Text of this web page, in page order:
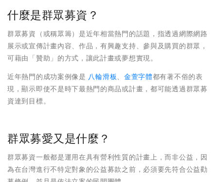
什麼是群眾募資？
群眾募資（或稱眾籌）是近年相當熱門的話題，指透過網際網路
展示或宣傳計畫內容、作品，有興趣支持、參與及購買的群眾，
可藉由「贊助」的方式，讓此計畫或夢想實現。
近年熱門的成功案例像是八輪滑板、 金萱字體都有著不俗的表
現，顯示即使不是時下最熱門的商品或計畫，都可能透過群眾募
資達到目標。
群眾募愛又是什麼？
群眾募資一般都是運用在具有營利性質的計畫上，而非公益，因
為在台灣進行不特定對象的公益募款之前，必須要先符合公益勸